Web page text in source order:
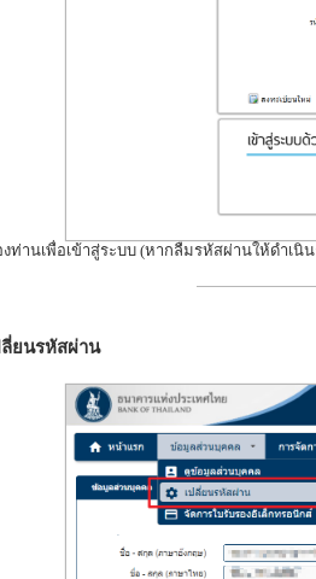
องท่านเพื่อเข้าสู่ระบบ (หากลืมรหัสผ่านให้ดำ
ลี่ยนรหัสผ่าน